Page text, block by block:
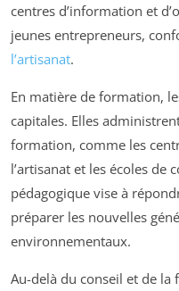
centres d’information et
jeunes entrepreneurs,
l’artisanat.
En matière de formation,
capitales. Elles
formation, comme les
l’artisanat et les écoles de
pédagogique vise à
préparer les nouvelles
environnementaux.
Au-delà du conseil et de